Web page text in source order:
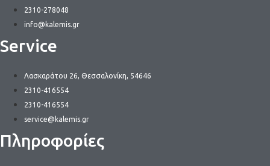
2310-278048
info@kalemis.gr
Service
Λασκαράτου 26, Θεσσαλονίκη, 54646
2310-416554
2310-416554
service@kalemis.gr
Πληροφορίες